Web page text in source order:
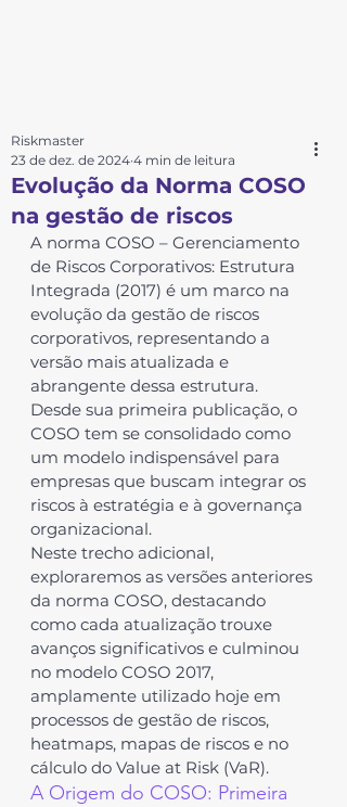
Evolução da Norma COSO
na gestão de riscos
Riskmaster
23 de dez. de 2024 4 min de leitura
A norma COSO – Gerenciamento
de Riscos Corporativos: Estrutura
Integrada (2017) é um marco na
evolução da gestão de riscos
corporativos, representando a
versão mais atualizada e
abrangente dessa estrutura.
Desde sua primeira publicação, o
COSO tem se consolidado como
um modelo indispensável para
empresas que buscam integrar os
riscos à estratégia e à governança
organizacional.
Neste trecho adicional,
exploraremos as versões anteriores
da norma COSO, destacando
como cada atualização trouxe
avanços significativos e culminou
no modelo COSO 2017,
amplamente utilizado hoje em
processos de gestão de riscos,
heatmaps, mapas de riscos e no
cálculo do Value at Risk (VaR).
A Origem do COSO: Primeira